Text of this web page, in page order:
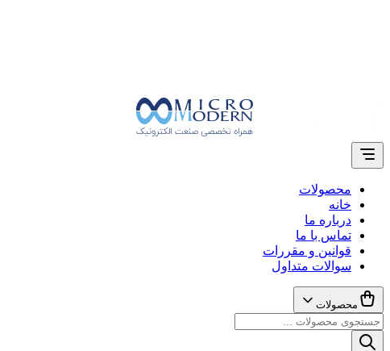
محصولات
خانه
درباره ما
تماس با ما
قوانین و مقررات
سوالات متداول
محصولات